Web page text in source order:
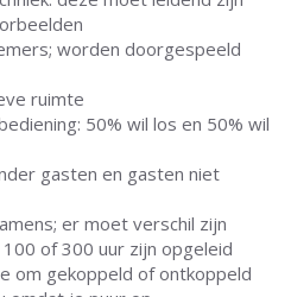
worden doorgespeeld
ruimte
50% wil los en 50% wil
gasten en gasten niet
er moet verschil zijn
of 300 uur zijn opgeleid
om gekoppeld of ontkoppeld